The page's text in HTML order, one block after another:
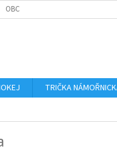
OBCHODNÍ PODMÍNKY
TRIČKA